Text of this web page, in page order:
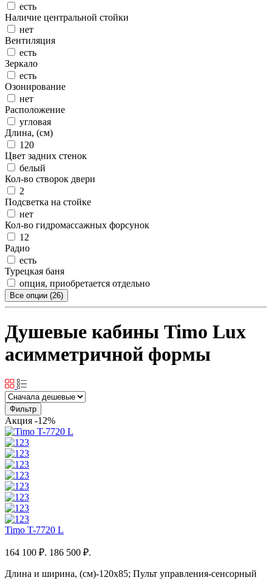
есть
Наличие центральной стойки
нет
Вентиляция
есть
Зеркало
есть
Озонирование
нет
Расположение
угловая
Длина, (см)
120
Цвет задних стенок
белый
Кол-во створок двери
2
Подсветка на стойке
нет
Кол-во гидромассажных форсунок
12
Радио
есть
Турецкая баня
опция, приобретается отдельно
Все опции (26)
Душевые кабины Timo Lux
асимметричной формы
Фильтр
Акция -12%
Timo T-7720 L
164 100 ₽. 186 500 ₽.
Длина и ширина, (см)-120x85; Пульт управления-сенсорный